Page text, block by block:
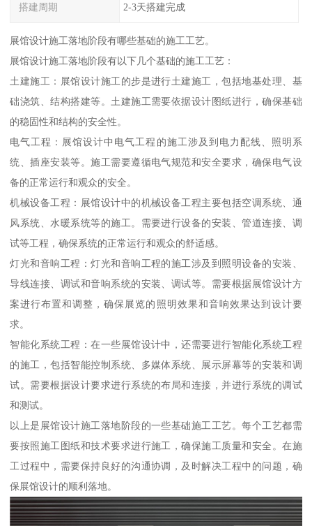
搭建周期 2-3天搭建完成
展馆设计施工落地阶段有哪些基础的施工工艺。
展馆设计施工落地阶段有以下几个基础的施工工艺：
土建施工：展馆设计施工的步是进行土建施工，包括地基处理、基
础浇筑、结构搭建等。土建施工需要依据设计图纸进行，确保基础
的稳固性和结构的安全性。
电气工程：展馆设计中电气工程的施工涉及到电力配线、照明系
统、插座安装等。施工需要遵循电气规范和安全要求，确保电气设
备的正常运行和观众的安全。
机械设备工程：展馆设计中的机械设备工程主要包括空调系统、通
风系统、水暖系统等的施工。需要进行设备的安装、管道连接、调
试等工程，确保系统的正常运行和观众的舒适感。
灯光和音响工程：灯光和音响工程的施工涉及到照明设备的安装、
导线连接、调试和音响系统的安装、调试等。需要根据展馆设计方
案进行布置和调整，确保展览的照明效果和音响效果达到设计要
求。
智能化系统工程：在一些展馆设计中，还需要进行智能化系统工程
的施工，包括智能控制系统、多媒体系统、展示屏幕等的安装和调
试。需要根据设计要求进行系统的布局和连接，并进行系统的调试
和测试。
以上是展馆设计施工落地阶段的一些基础施工工艺。每个工艺都需
要按照施工图纸和技术要求进行施工，确保施工质量和安全。在施
工过程中，需要保持良好的沟通协调，及时解决工程中的问题，确
保展馆设计的顺利落地。